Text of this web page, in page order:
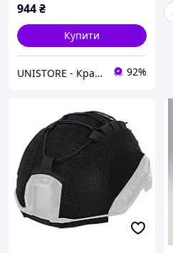
944₴
Купити
UNISTORE - Кращі товари Європи 92%